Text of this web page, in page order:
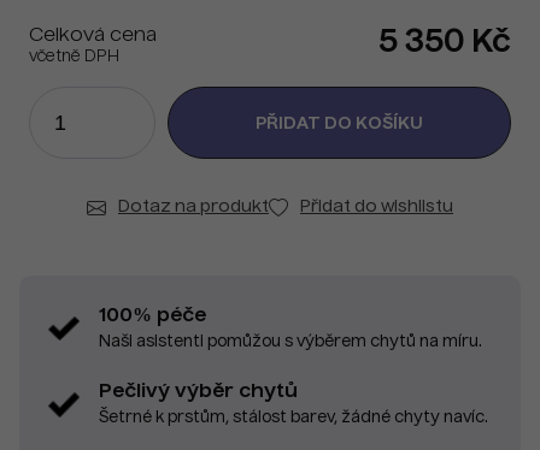
Celková cena
včetně DPH 5 350 Kč
Dotaz na produkt Přidat do wishlistu
100% péče
Naši asistenti pomůžou s výběrem chytů na míru.
Pečlivý výběr chytů
Šetrné k prstům, stálost barev, žádné chyty navíc.